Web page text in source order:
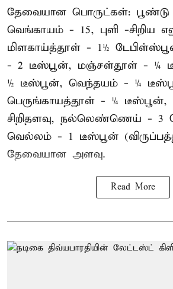
தேவையான பொருட்கள்:
வெங்காயம் - 15, புளி -சிறிய
மிளகாய்த்தூள் - 1½
- 2 டீஸ்பூன், மஞ்சள்தூள் - ¼
½ டீஸ்பூன், வெந்தயம் - ¼
பெருங்காயத்தூள் - ¼ டீஸ்பூன்,
சிறிதளவு, நல்லெண்ணெய் - 3
வெல்லம் - 1 டீஸ்பூன்
தேவையான அளவு.
Read More